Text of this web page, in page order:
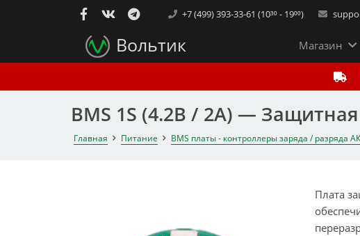
+7 (499) 393-33-61 (10³⁰ - 19⁰⁰)
Вольтик Магазин
BMS 1S (4.2В / 2А) —
Главная Питание BMS платы - контроллеры заряда / разряда
Плата